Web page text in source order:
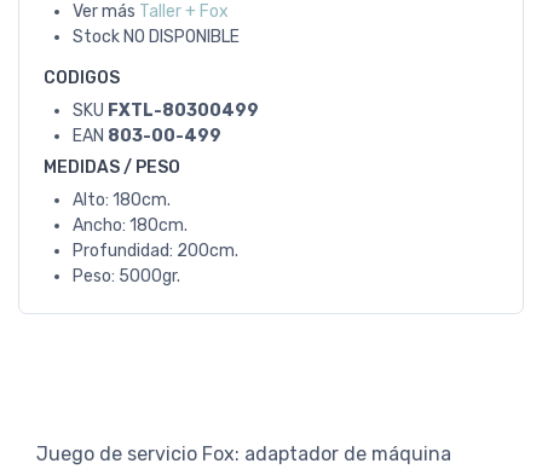
Ver más Taller + Fox
Stock NO DISPONIBLE
CODIGOS
SKU FXTL-80300499
EAN 803-00-499
MEDIDAS / PESO
Alto: 180cm.
Ancho: 180cm.
Profundidad: 200cm.
Peso: 5000gr.
Juego de servicio Fox: adaptador de máquina